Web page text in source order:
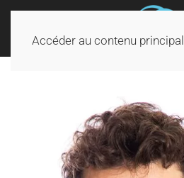
Accéder au contenu principal